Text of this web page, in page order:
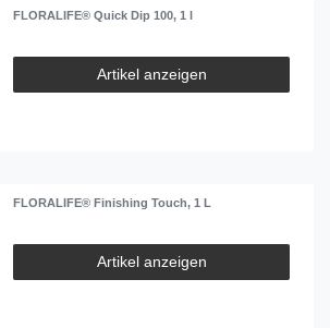
FLORALIFE® Quick Dip 100, 1 l
Artikel anzeigen
FLORALIFE® Finishing Touch, 1 L
Artikel anzeigen